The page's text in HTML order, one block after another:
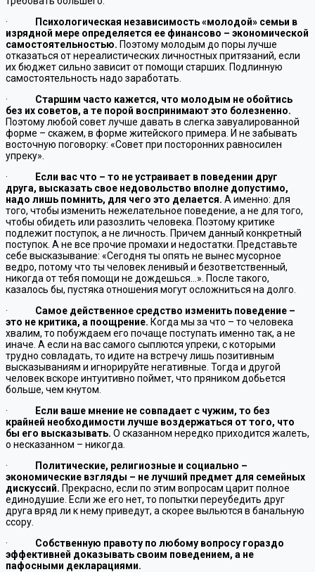
·
Психологическая независимость «молодой» семьи в
изрядной мере определяется ее финансово – экономической
самостоятельностью. Поэтому молодым до поры лучше
отказаться от нереалистических личностных притязаний, если
их бюджет сильно зависит от помощи старших. Подлинную
самостоятельность надо заработать.
· Старшим часто кажется, что молодым не обойтись
без их советов, а те порой воспринимают это болезненно.
Поэтому любой совет лучше давать в слегка завуалированной
форме – скажем, в форме житейского примера. И не забывать
восточную поговорку: «Совет при посторонних равносилен
упреку».
·
Если вас что – то не устраивает в поведении друг
друга, высказать свое недовольство вполне допустимо,
надо лишь помнить, для чего это делается. А именно: для
того, чтобы изменить нежелательное поведение, а не для того,
чтобы обидеть или разозлить человека. Поэтому критике
подлежит поступок, а не личность. Причем данный конкретный
поступок. А не все прочие промахи и недостатки. Представьте
себе высказывание: «Сегодня ты опять не вынес мусорное
ведро, потому что ты человек ленивый и безответственный,
никогда от тебя помощи не дождешься…». После такого,
казалось бы, пустяка отношения могут осложниться на долго.
· Самое действенное средство изменить поведение –
это не критика, а поощрение. Когда мы за что – то человека
хвалим, то побуждаем его почаще поступать именно так, а не
иначе. А если на вас самого сыплются упреки, с которыми
трудно совладать, то идите на встречу лишь позитивным
высказываниям и игнорируйте негативные. Тогда и другой
человек вскоре интуитивно поймет, что пряником добьется
больше, чем кнутом.
·
Если ваше мнение не совпадает с чужим, то без
крайней необходимости лучше воздержаться от того, что
бы его высказывать. О сказанном нередко приходится жалеть,
о несказанном – никогда.
·
Политические, религиозные и социально –
экономические взгляды – не лучший предмет для семейных
дискуссий. Прекрасно, если по этим вопросам царит полное
единодушие. Если же его нет, то попытки переубедить друг
друга вряд ли к нему приведут, а скорее выльются в банальную
ссору.
· Собственную правоту по любому вопросу гораздо
эффективней доказывать своим поведением, а не
пафосными декларациями.